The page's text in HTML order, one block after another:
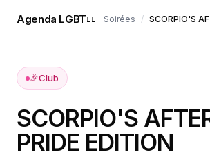
Agenda LGBT🏳️‍🌈 Soirées / SCORPIO'S
🎉Club
SCORPIO'S
PRIDE EDITION